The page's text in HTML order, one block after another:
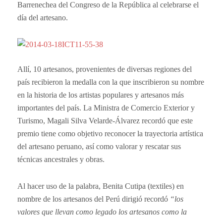
Barrenechea del Congreso de la República al celebrarse el
día del artesano.
Allí, 10 artesanos, provenientes de diversas regiones del
país recibieron la medalla con la que inscribieron su nombre
en la historia de los artistas populares y artesanos más
importantes del país. La Ministra de Comercio Exterior y
Turismo, Magali Silva Velarde-Álvarez recordó que este
premio tiene como objetivo reconocer la trayectoria artística
del artesano peruano, así como valorar y rescatar sus
técnicas ancestrales y obras.
Al hacer uso de la palabra, Benita Cutipa (textiles) en
nombre de los artesanos del Perú dirigió recordó “los
valores que llevan como legado los artesanos como la